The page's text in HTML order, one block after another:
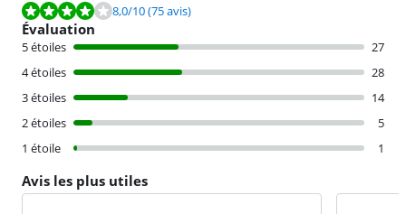
La note est de 8,0 sur 10, basée sur 75 avis.
8,0/10(75 avis)
Évaluation
5 étoiles
27
4 étoiles
28
3 étoiles
14
2 étoiles
5
1 étoile
1
Avis les plus utiles